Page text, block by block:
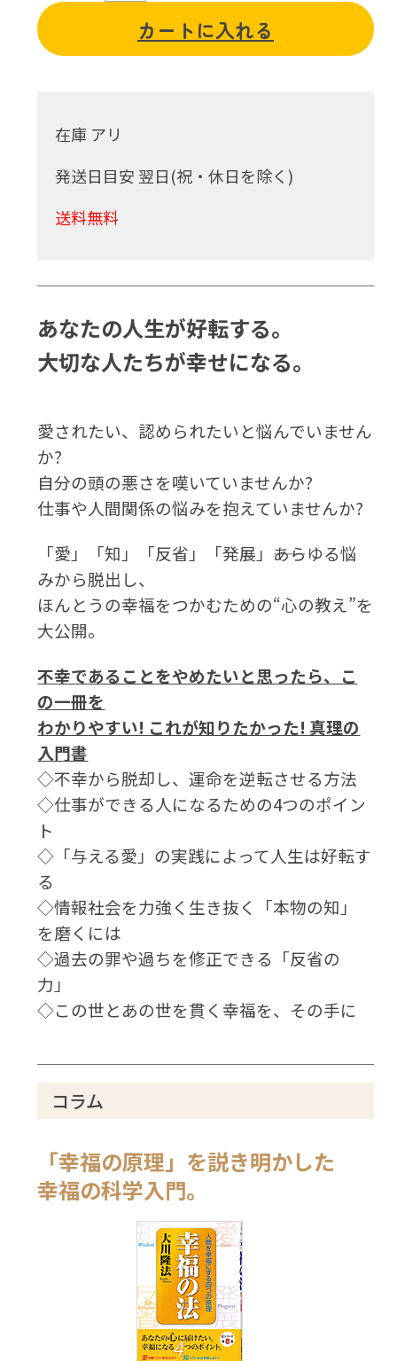
カートに入れる
在庫 アリ
発送日目安 翌日(祝・休日を除く)
送料無料
あなたの人生が好転する。
大切な人たちが幸せになる。
愛されたい、認められたいと悩んでいません
か?
自分の頭の悪さを嘆いていませんか?
仕事や人間関係の悩みを抱えていませんか?
「愛」「知」「反省」「発展」――あらゆる悩
みから脱出し、
ほんとうの幸福をつかむための“心の教え”を
大公開。
不幸であることをやめたいと思ったら、こ
の一冊を
わかりやすい! これが知りたかった! 真理の
入門書
◇不幸から脱却し、運命を逆転させる方法
◇仕事ができる人になるための4つのポイン
ト
◇「与える愛」の実践によって人生は好転す
る
◇情報社会を力強く生き抜く「本物の知」
を磨くには
◇過去の罪や過ちを修正できる「反省の
力」
◇この世とあの世を貫く幸福を、その手に
コラム
「幸福の原理」を説き明かした
幸福の科学入門。